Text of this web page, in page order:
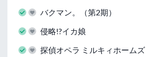
バクマン。（第2期）
侵略!?イカ娘
探偵オペラ ミルキィホーム